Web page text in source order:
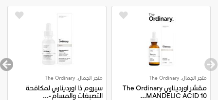
متجر الجمال, The Ordinary
مقشر اورديناري The Ordinary
MANDELIC ACID 10...
متجر الجمال, The Ordinary
سيروم ذا اورديناري لمكافحة
التصبغات والمسام -...